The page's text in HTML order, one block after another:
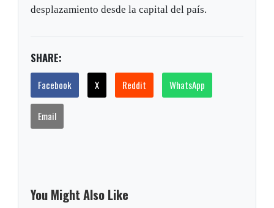
desplazamiento desde la capital del país.
SHARE:
Facebook X Reddit WhatsApp
Email
You Might Also Like